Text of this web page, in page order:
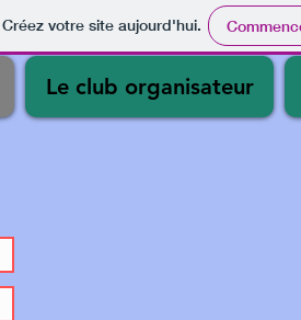
Créez votre site aujourd'hui.
Le club organisateur